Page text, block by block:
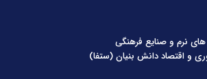
نرم و صنایع فرهنگی
و اقتصاد دانش بنیان (ستفا)